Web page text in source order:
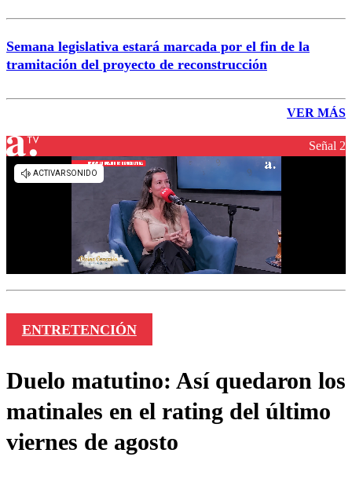
Semana legislativa estará marcada por el fin de la
tramitación del proyecto de reconstrucción
VER MÁS
Señal 2
ENTRETENCIÓN
Duelo matutino: Así quedaron los
matinales en el rating del último
viernes de agosto